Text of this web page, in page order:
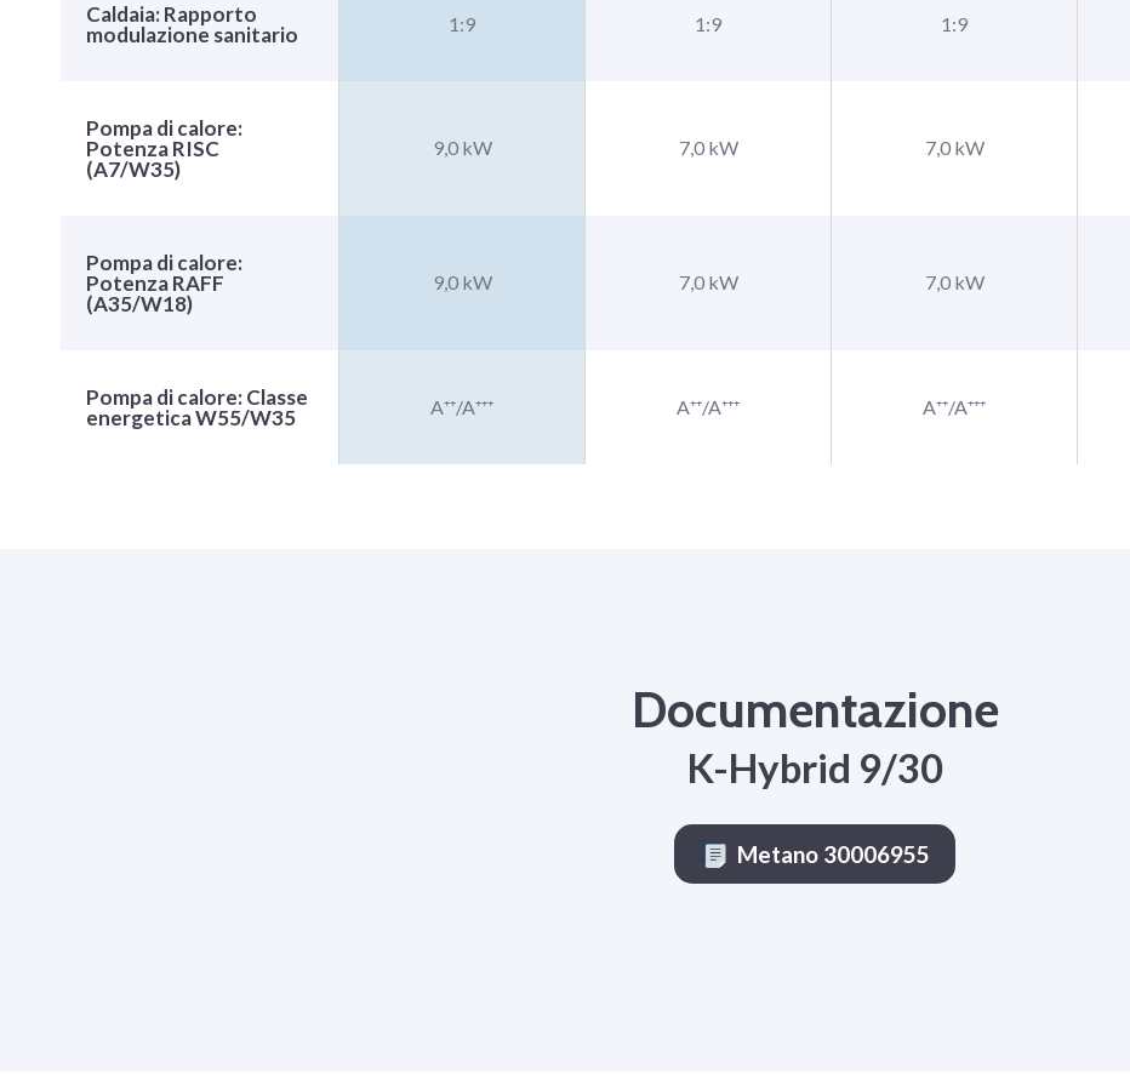
Caldaia: Rapporto
modulazione sanitario
1:9 1:9 1:9
Pompa di calore:
Potenza RISC
(A7/W35)
9,0 kW 7,0 kW 7,0 kW
Pompa di calore:
Potenza RAFF
(A35/W18)
9,0 kW 7,0 kW 7,0 kW
Pompa di calore: Classe
energetica W55/W35
A⁺⁺/A⁺⁺⁺ A⁺⁺/A⁺⁺⁺ A⁺⁺/A⁺⁺⁺
Documentazione
K-Hybrid 9/30
Metano 30006955